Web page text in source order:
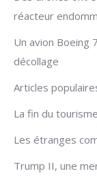
réacteur
Un avion Boeing
décollage
Articles
La fin du
Les étranges
Trump II, une